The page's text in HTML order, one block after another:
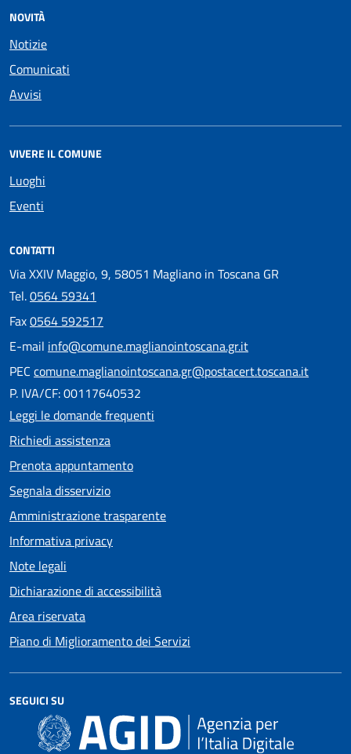
NOVITÀ
Notizie
Comunicati
Avvisi
VIVERE IL COMUNE
Luoghi
Eventi
CONTATTI
Via XXIV Maggio, 9, 58051 Magliano in Toscana GR
Tel.0564 59341
Fax0564 592517
E-mail info@comune.maglianointoscana.gr.it
PEC comune.maglianointoscana.gr@postacert.toscana.it
P. IVA/CF: 00117640532
Leggi le domande frequenti
Richiedi assistenza
Prenota appuntamento
Segnala disservizio
Amministrazione trasparente
Informativa privacy
Note legali
Dichiarazione di accessibilità
Area riservata
Piano di Miglioramento dei Servizi
SEGUICI SU